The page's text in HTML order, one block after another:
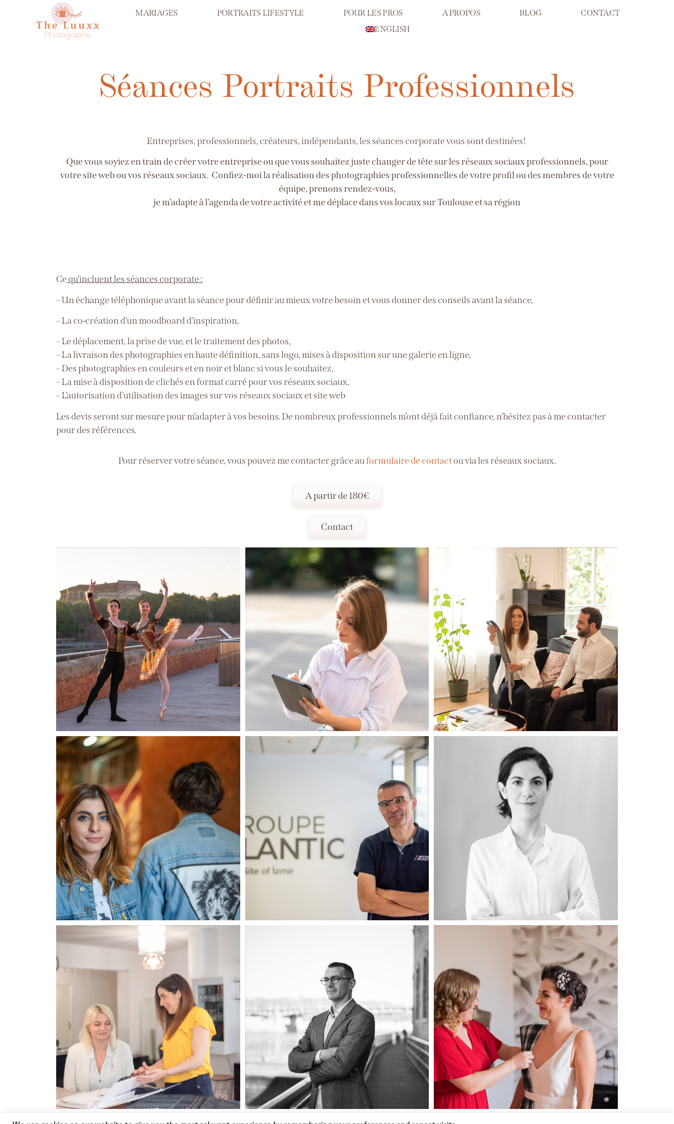
MARIAGES PORTRAITS LIFESTYLE POUR LES PROS A PROPOS BLOG
CONTACT
ENGLISH
Séances Portraits Professionnels
Entreprises, professionnels, créateurs, indépendants, les séances corporate vous sont destinées!
Que vous soyiez en train de créer votre entreprise ou que vous souhaitez juste changer de tête sur les réseaux sociaux professionnels, pour
votre site web ou vos réseaux sociaux. Confiez-moi la réalisation des photographies professionnelles de votre profil ou des membres de votre
équipe, prenons rendez-vous,
je m’adapte à l’agenda de votre activité et me déplace dans vos locaux sur Toulouse et sa région
Cequ’incluent les séances corporate :
– Un échange téléphonique avant la séance pour définir au mieux votre besoin et vous donner des conseils avant la séance,
– La co-création d’un moodboard d’inspiration,
– Le déplacement, la prise de vue, et le traitement des photos,
– La livraison des photographies en haute définition, sans logo, mises à disposition sur une galerie en ligne,
– Des photographies en couleurs et en noir et blanc si vous le souhaitez,
– La mise à disposition de clichés en format carré pour vos réseaux sociaux,
– L’autorisation d’utilisation des images sur vos réseaux sociaux et site web
Les devis seront sur mesure pour m’adapter à vos besoins. De nombreux professionnels m’ont déjà fait confiance, n’hésitez pas à me contacter
pour des références.
Pour réserver votre séance, vous pouvez me contacter grâce auformulaire de contactou via les réseaux sociaux.
A partir de 180€
Contact